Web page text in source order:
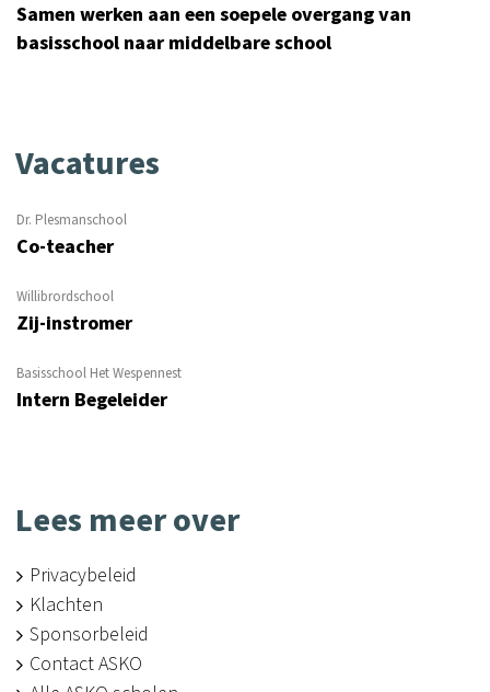
Samen werken aan een soepele overgang van
basisschool naar middelbare school
Vacatures
Dr. Plesmanschool
Co-teacher
Willibrordschool
Zij-instromer
Basisschool Het Wespennest
Intern Begeleider
Lees meer over
Privacybeleid
Klachten
Sponsorbeleid
Contact ASKO